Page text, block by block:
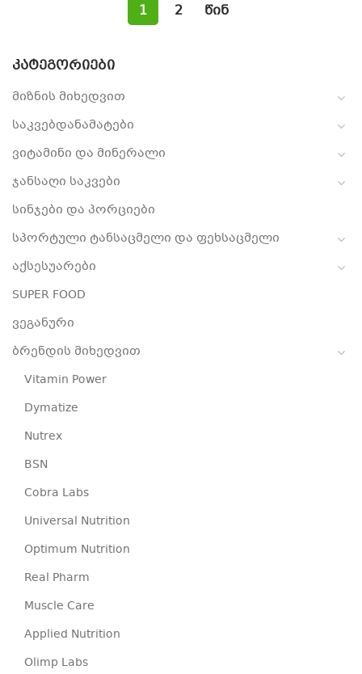
ᲙᲐᲢᲔᲒᲝᲠᲘᲔᲑᲘ
მიზნის მიხედვით
საკვებდანამატები
ვიტამინი და მინერალი
ჯანსაღი საკვები
სინჯები და პორციები
სპორტული ტანსაცმელი და ფეხსაცმელი
აქსესუარები
SUPER FOOD
ვეგანური
ბრენდის მიხედვით
Vitamin Power
Dymatize
Nutrex
BSN
Cobra Labs
Universal Nutrition
Optimum Nutrition
Real Pharm
Muscle Care
Applied Nutrition
Olimp Labs
1 2 წინ